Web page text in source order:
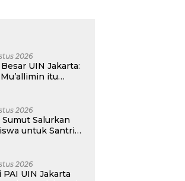
2026
UIN Jakarta:
itu
2026
Sumut Salurkan
untuk Santri
2026
PAI UIN Jakarta